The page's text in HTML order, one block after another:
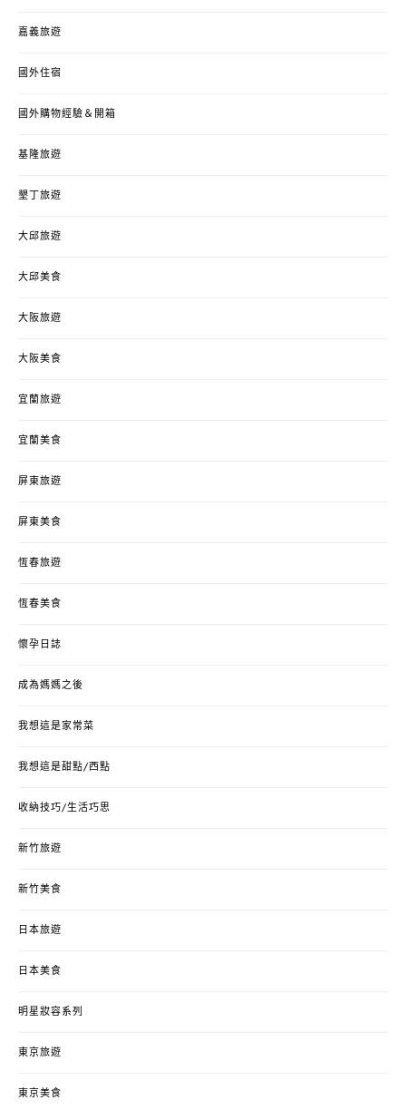
嘉義旅遊
國外住宿
國外購物經驗＆開箱
基隆旅遊
墾丁旅遊
大邱旅遊
大邱美食
大阪旅遊
大阪美食
宜蘭旅遊
宜蘭美食
屏東旅遊
屏東美食
恆春旅遊
恆春美食
懷孕日誌
成為媽媽之後
我想這是家常菜
我想這是甜點/西點
收納技巧/生活巧思
新竹旅遊
新竹美食
日本旅遊
日本美食
明星妝容系列
東京旅遊
東京美食